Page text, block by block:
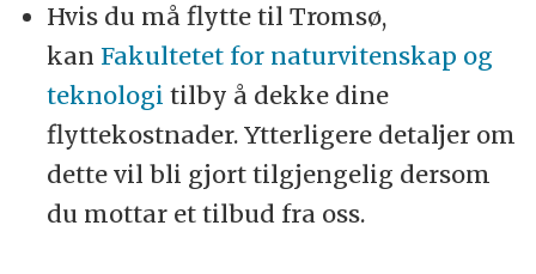
Hvis du må flytte til Tromsø,
kanFakultetet for naturvitenskap og
teknologi tilby å dekke dine
flyttekostnader. Ytterligere detaljer om
dette vil bli gjort tilgjengelig dersom
du mottar et tilbud fra oss.